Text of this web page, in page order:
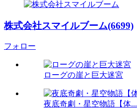
株式会社スマイルブーム(6699)
フォロー
ローグの崖と巨大迷宮
夜底奇劇・星空物語【体...